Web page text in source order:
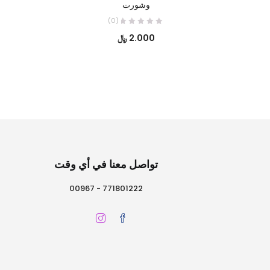
وشورت
(0)
2.000 ﷼
تواصل معنا في أي وقت
771801222 - 00967